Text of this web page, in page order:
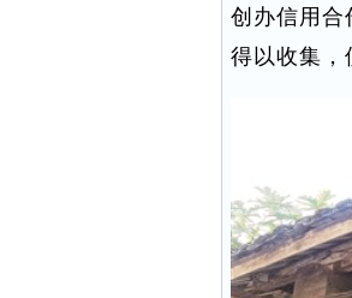
创办信用合
得以收集，